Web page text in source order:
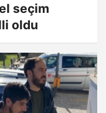
seçim
oldu